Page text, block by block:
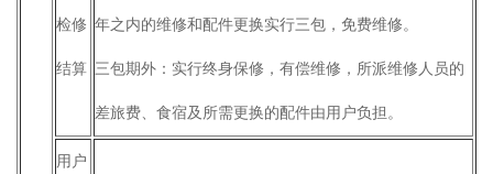
检修
结算
年之内的维修和配件更换实行三包，免费维修。
三包期外：实行终身保修，有偿维修，所派维修人员的
差旅费、食宿及所需更换的配件由用户负担。
用户